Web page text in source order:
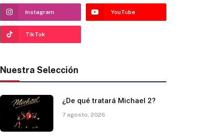
Instagram YouTube
TikTok
Nuestra Selección
¿De qué tratará Michael 2?
7 agosto, 2026